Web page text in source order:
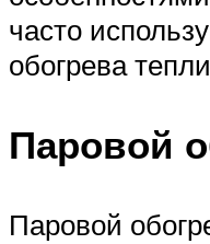
часто
обогрева
Паровой
Паровой